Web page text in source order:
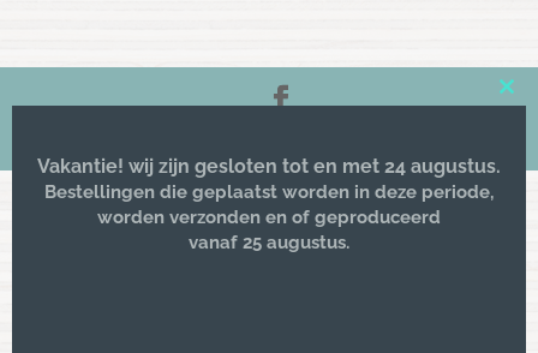
Vakantie! wij zijn gesloten tot en met 24 augustus.
Bestellingen die geplaatst worden in deze periode,
worden verzonden en of geproduceerd
vanaf 25 augustus.